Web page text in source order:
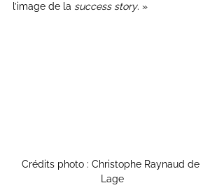
l’image de la success story. »
Crédits photo : Christophe Raynaud de
Lage